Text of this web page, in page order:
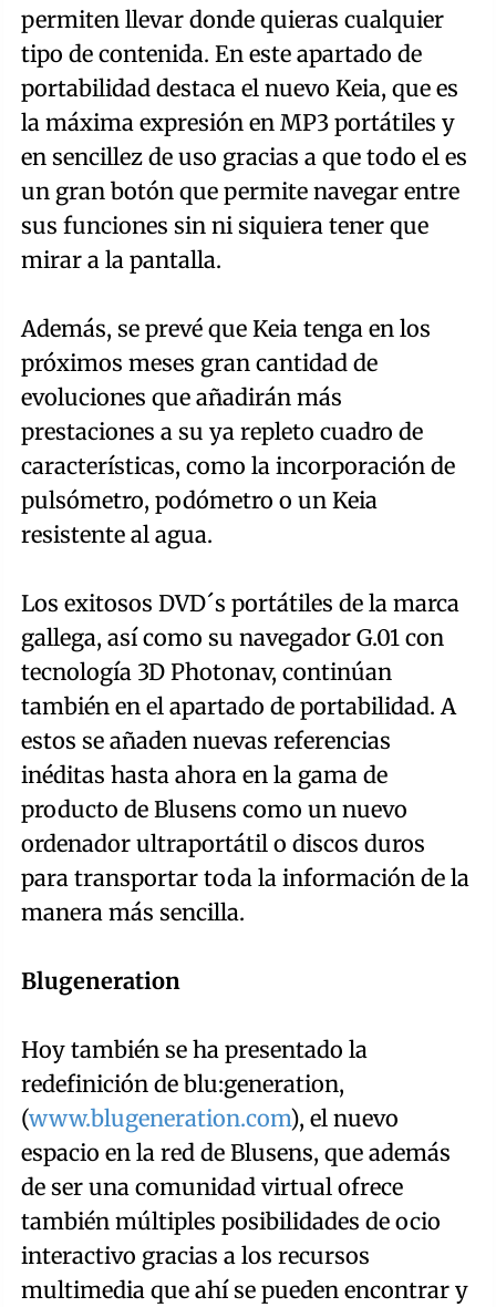
permiten llevar donde quieras cualquier
tipo de contenida. En este apartado de
portabilidad destaca el nuevo Keia, que es
la máxima expresión en MP3 portátiles y
en sencillez de uso gracias a que todo el es
un gran botón que permite navegar entre
sus funciones sin ni siquiera tener que
mirar a la pantalla.
Además, se prevé que Keia tenga en los
próximos meses gran cantidad de
evoluciones que añadirán más
prestaciones a su ya repleto cuadro de
características, como la incorporación de
pulsómetro, podómetro o un Keia
resistente al agua.
Los exitosos DVD´s portátiles de la marca
gallega, así como su navegador G.01 con
tecnología 3D Photonav, continúan
también en el apartado de portabilidad. A
estos se añaden nuevas referencias
inéditas hasta ahora en la gama de
producto de Blusens como un nuevo
ordenador ultraportátil o discos duros
para transportar toda la información de la
manera más sencilla.
Blugeneration
Hoy también se ha presentado la
redefinición de blu:generation,
(www.blugeneration.com), el nuevo
espacio en la red de Blusens, que además
de ser una comunidad virtual ofrece
también múltiples posibilidades de ocio
interactivo gracias a los recursos
multimedia que ahí se pueden encontrar y